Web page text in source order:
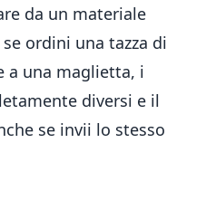
da un materiale
ordini una tazza di
a una maglietta, i
diversi e il
se invii lo stesso